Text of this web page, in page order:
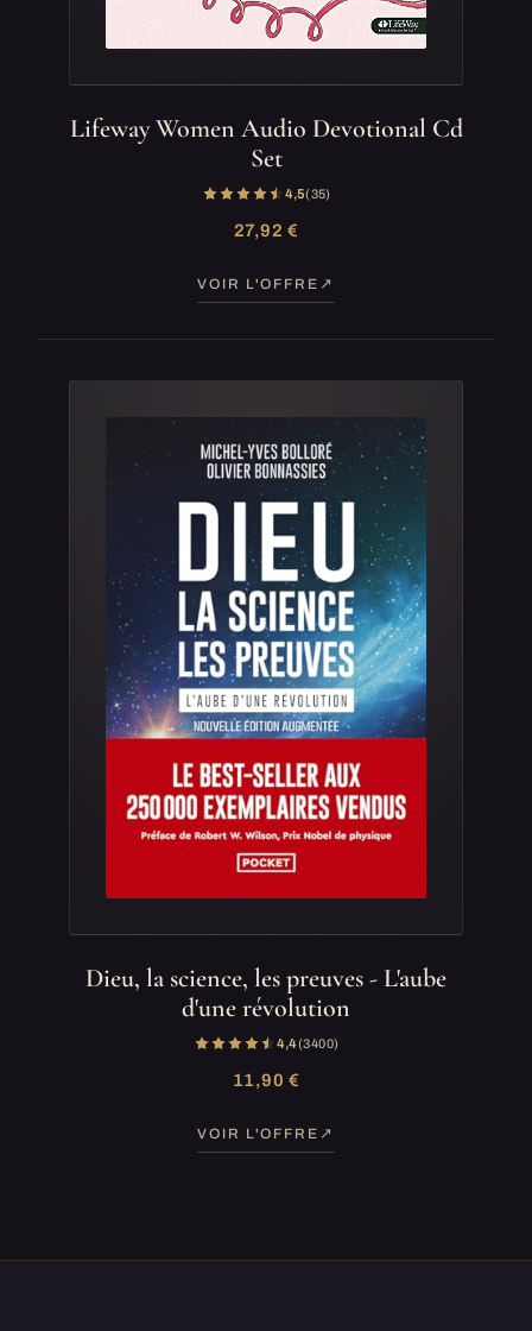
Lifeway Women Audio Devotional Cd
Set
4,5(35)
27,92 €
VOIR L'OFFRE
Dieu, la science, les preuves - L'aube
d'une révolution
4,4(3 400)
11,90 €
VOIR L'OFFRE